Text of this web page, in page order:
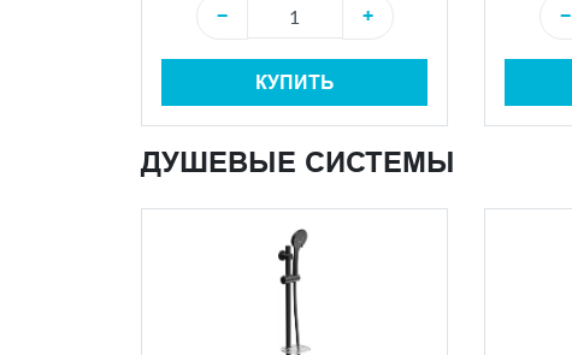
−
+
КУПИТЬ
−
ДУШЕВЫЕ СИСТЕМЫ